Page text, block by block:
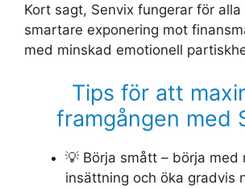
Kort sagt, Senvix fungerar för alla
smartare exponering mot
med minskad emotionell
Tips för att
framgången med
💡 Börja smått – börja med
insättning och öka gradvis